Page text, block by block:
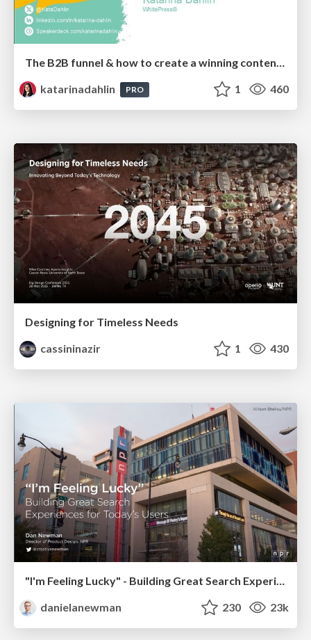
The B2B funnel & how to create a winning content strategy
katarinadahlin
PRO 1 460
Designing for Timeless Needs
cassininazir
1 430
"I'm Feeling Lucky" - Building Great Search Experiences for Today's Users (#IAC19)
danielanewman
230 23k